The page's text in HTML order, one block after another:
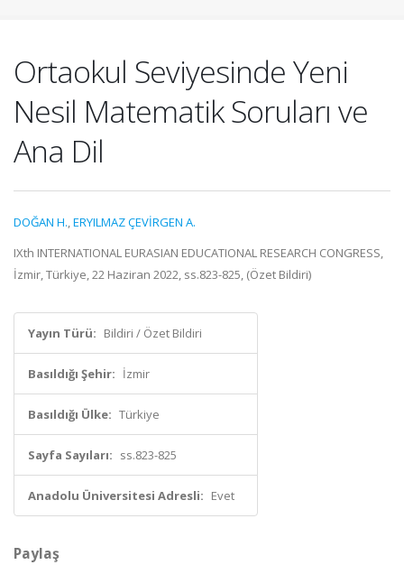
Ortaokul Seviyesinde Yeni
Nesil Matematik Soruları ve
Ana Dil
DOĞAN H.,ERYILMAZ ÇEVİRGEN A.
IXth INTERNATIONAL EURASIAN EDUCATIONAL RESEARCH CONGRESS,
İzmir, Türkiye, 22 Haziran 2022, ss.823-825, (Özet Bildiri)
Yayın Türü: Bildiri / Özet Bildiri
Basıldığı Şehir: İzmir
Basıldığı Ülke: Türkiye
Sayfa Sayıları: ss.823-825
Anadolu Üniversitesi Adresli: Evet
Paylaş